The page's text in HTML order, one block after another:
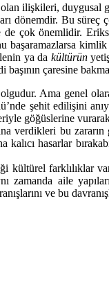
ilişkileri,
dönemdir. Bu
çok önemlidir.
kimlik
ya da kültürün
çaresine
Ama genel
şehit edilişini
göğüslerine
verdikleri bu
kalıcı hasarlar
her
farklılıklar
zamanda aile
ve bu